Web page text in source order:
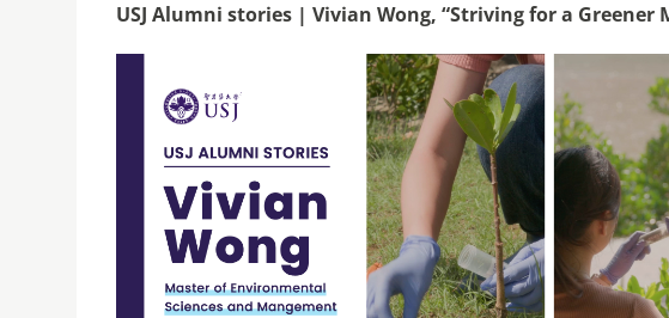
USJ Alumni stories | Vivian Wong, “Striving for a Greener